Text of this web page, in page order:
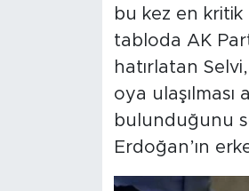
bu kez en
tabloda AK
hatırlatan
oya
bulunduğunu
Erdoğan’ın